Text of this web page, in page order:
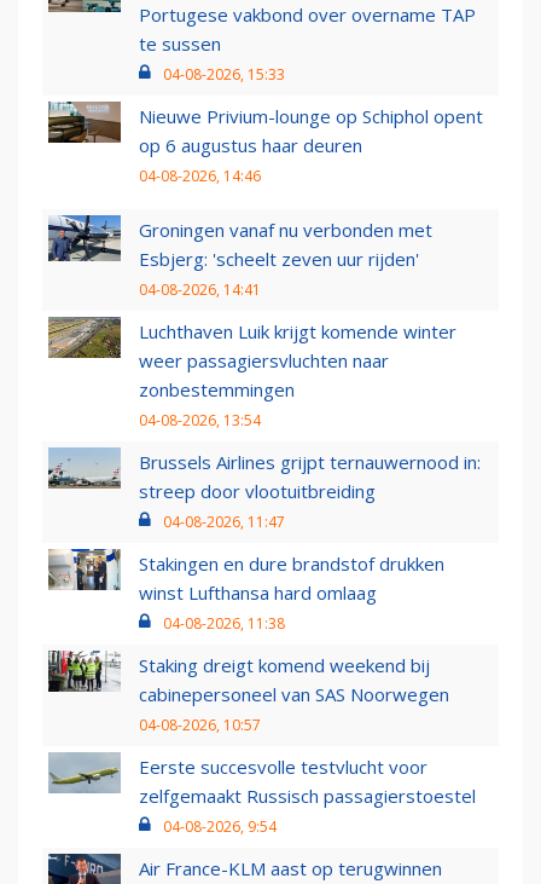
Portugese vakbond over overname TAP
te sussen
04-08-2026, 15:33
Nieuwe Privium-lounge op Schiphol opent
op 6 augustus haar deuren
04-08-2026, 14:46
Groningen vanaf nu verbonden met
Esbjerg: 'scheelt zeven uur rijden'
04-08-2026, 14:41
Luchthaven Luik krijgt komende winter
weer passagiersvluchten naar
zonbestemmingen
04-08-2026, 13:54
Brussels Airlines grijpt ternauwernood in:
streep door vlootuitbreiding
04-08-2026, 11:47
Stakingen en dure brandstof drukken
winst Lufthansa hard omlaag
04-08-2026, 11:38
Staking dreigt komend weekend bij
cabinepersoneel van SAS Noorwegen
04-08-2026, 10:57
Eerste succesvolle testvlucht voor
zelfgemaakt Russisch passagierstoestel
04-08-2026, 9:54
Air France-KLM aast op terugwinnen